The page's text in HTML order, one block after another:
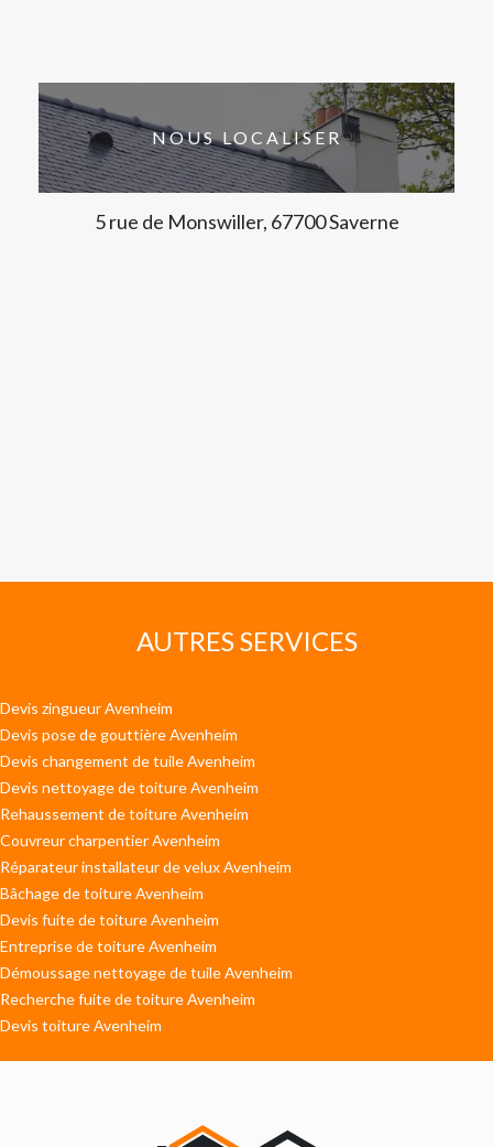
NOUS LOCALISER
5 rue de Monswiller, 67700 Saverne
AUTRES SERVICES
Devis zingueur Avenheim
Devis pose de gouttière Avenheim
Devis changement de tuile Avenheim
Devis nettoyage de toiture Avenheim
Rehaussement de toiture Avenheim
Couvreur charpentier Avenheim
Réparateur installateur de velux Avenheim
Bâchage de toiture Avenheim
Devis fuite de toiture Avenheim
Entreprise de toiture Avenheim
Démoussage nettoyage de tuile Avenheim
Recherche fuite de toiture Avenheim
Devis toiture Avenheim